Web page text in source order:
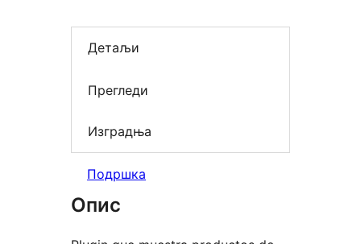
Детаљи
Прегледи
Изградња
Подршка
Опис